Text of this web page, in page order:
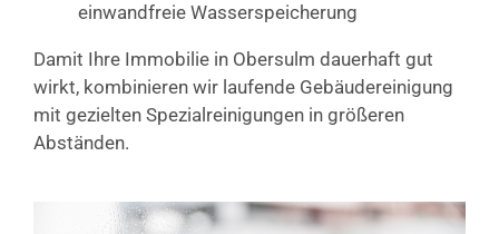
einwandfreie Wasserspeicherung
Damit Ihre Immobilie in Obersulm dauerhaft gut
wirkt, kombinieren wir laufende Gebäudereinigung
mit gezielten Spezialreinigungen in größeren
Abständen.